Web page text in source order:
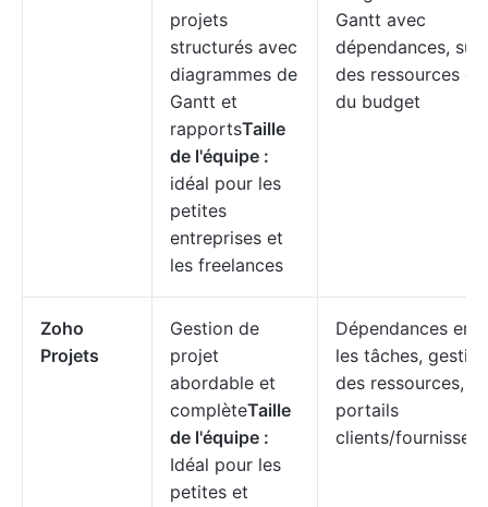
projets
structurés avec
diagrammes de
Gantt et
rapportsTaille
de l'équipe :
idéal pour les
petites
entreprises et
les freelances
Gantt avec
dépendances,
des ressources et
du budget
Zoho
Projets
Gestion de
projet
abordable et
complèteTaille
de l'équipe :
Idéal pour les
petites et
Dépendances
les tâches, gestion
des ressources,
portails
clients/